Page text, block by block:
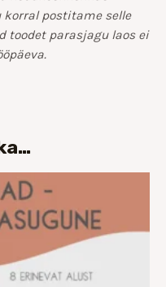
korral postitame selle
toodet parasjagu laos ei
Hinnavahemik:
€6.00
kuni
€10.00